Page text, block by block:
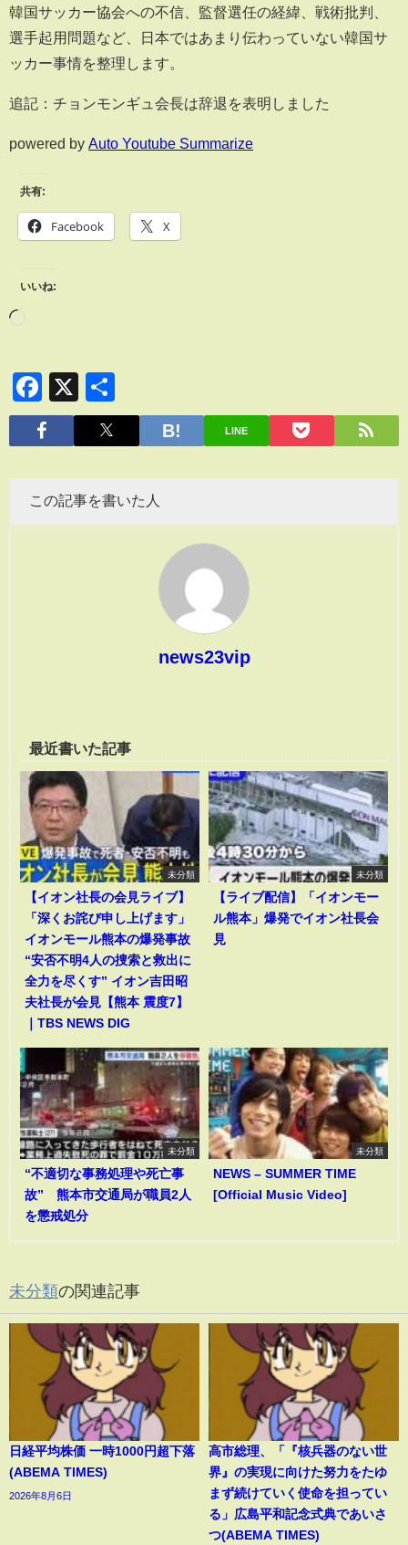
韓国サッカー協会への不信、監督選任の経緯、戦術批判、
選手起用問題など、日本ではあまり伝わっていない韓国サ
ッカー事情を整理します。
追記：チョンモンギュ会長は辞退を表明しました
powered by Auto Youtube Summarize
共有:
Facebook X
いいね:
Facebook
X
有
LINE
この記事を書いた人
news23vip
最近書いた記事
未分類
【イオン社長の会見ライブ】
「深くお詫び申し上げます」
イオンモール熊本の爆発事故
“安否不明4人の捜索と救出に
全力を尽くす” イオン吉田昭
夫社長が会見【熊本 震度7】
｜TBS NEWS DIG
未分類
【ライブ配信】「イオンモー
ル熊本」爆発でイオン社長会
見
未分類
“不適切な事務処理や死亡事
故” 熊本市交通局が職員2人
を懲戒処分
未分類
NEWS – SUMMER TIME
[Official Music Video]
未分類の関連記事
日経平均株価 一時1000円超下落
(ABEMA TIMES)
2026年8月6日
高市総理、「『核兵器のない世
界』の実現に向けた努力をたゆ
まず続けていく使命を担ってい
る」広島平和記念式典であいさ
つ(ABEMA TIMES)